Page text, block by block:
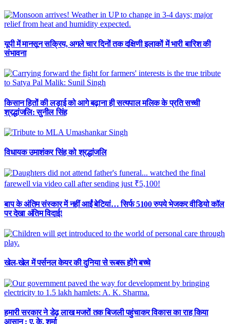
यूपी में मानसून सक्रिय, अगले चार दिनों तक दक्षिणी इलाकों में भारी बारिश की
संभावना
किसान हितों की लड़ाई को आगे बढ़ाना ही सत्यपाल मलिक के प्रति सच्ची
श्रद्धांजलि: सुनील सिंह
विधायक उमाशंकर सिंह को श्रद्धांजलि
बाप के अंतिम संस्कार में नहीं आईं बेटियां… सिर्फ 5100 रुपये भेजकर वीडियो कॉल
पर देखा अंतिम विदाई!
खेल-खेल में पर्सनल केयर की दुनिया से रूबरू होंगे बच्चे
हमारी सरकार ने डेढ़ लाख मजरों तक बिजली पहुंचाकर विकास का राह किया
आसान : ए. के. शर्मा